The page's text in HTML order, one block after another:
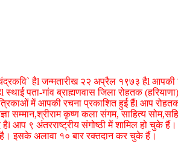
हैl जन्मतारीख २२ अप्रैल १९७३ हैl आपकी
स्थाई पता-गांव ब्राह्मणवास जिला रोहतक
में आपकी रचना प्रकाशित हुई हैंl आप
सम्मान,श्रीराम कृष्ण कला संगम, साहित्य
९ अंतरराष्ट्रीय संगोष्ठी में शामिल हो चुके हैं।
है। इसके अलावा १० बार रक्तदान कर चुके हैं।